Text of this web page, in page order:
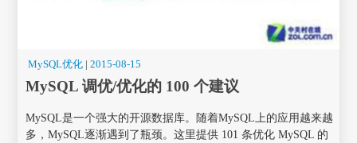
MySQL优化 |2015-08-15
MySQL 调优/优化的 100 个建议
MySQL是一个强大的开源数据库。随着MySQL上的应用越来越
多，MySQL逐渐遇到了瓶颈。这里提供 101 条优化 MySQL 的